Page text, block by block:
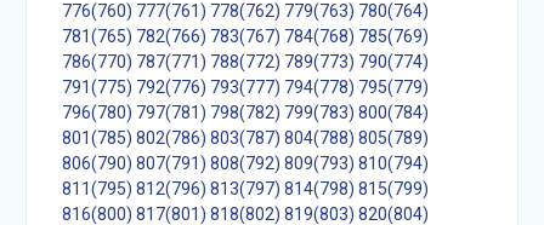
776(760) 777(761) 778(762) 779(763) 780(764)
781(765) 782(766) 783(767) 784(768) 785(769)
786(770) 787(771) 788(772) 789(773) 790(774)
791(775) 792(776) 793(777) 794(778) 795(779)
796(780) 797(781) 798(782) 799(783) 800(784)
801(785) 802(786) 803(787) 804(788) 805(789)
806(790) 807(791) 808(792) 809(793) 810(794)
811(795) 812(796) 813(797) 814(798) 815(799)
816(800) 817(801) 818(802) 819(803) 820(804)